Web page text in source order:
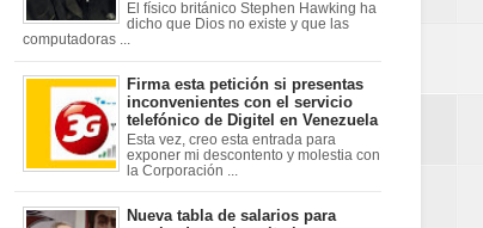
El físico británico Stephen Hawking ha
dicho que Dios no existe y que las
computadoras ...
Firma esta petición si presentas
inconvenientes con el servicio
telefónico de Digitel en Venezuela
Esta vez, creo esta entrada para
exponer mi descontento y molestia con
la Corporación ...
Nueva tabla de salarios para